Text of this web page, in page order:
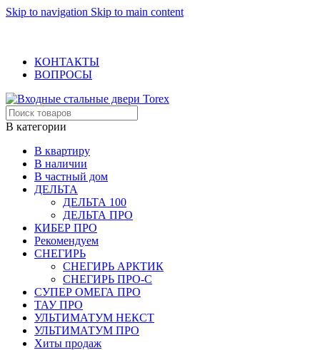
Skip to navigation Skip to main content
КОНТАКТЫ
ВОПРОСЫ
В категории
В квартиру
В наличии
В частный дом
ДЕЛЬТА
ДЕЛЬТА 100
ДЕЛЬТА ПРО
КИБЕР ПРО
Рекомендуем
СНЕГИРЬ
СНЕГИРЬ АРКТИК
СНЕГИРЬ ПРО-С
СУПЕР ОМЕГА ПРО
ТАУ ПРО
УЛЬТИМАТУМ НЕКСТ
УЛЬТИМАТУМ ПРО
Хиты продаж